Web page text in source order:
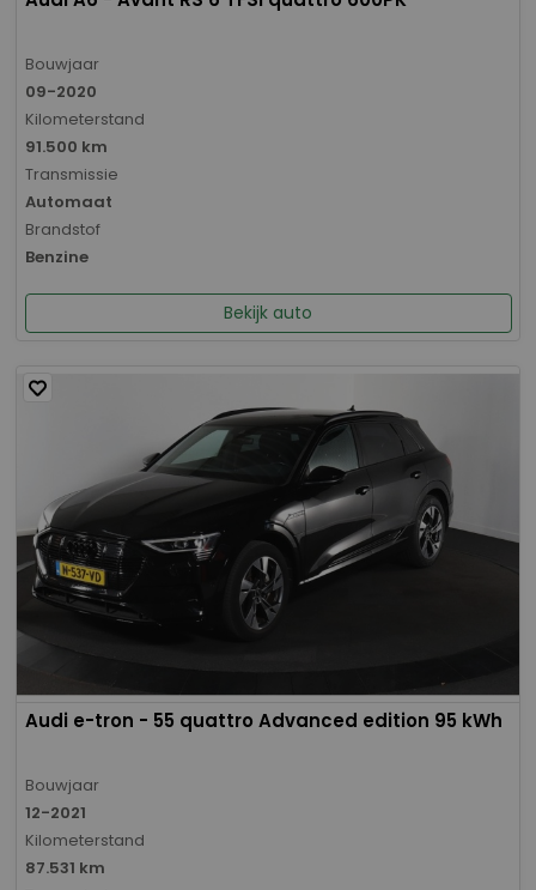
Bouwjaar
09-2020
Kilometerstand
91.500 km
Transmissie
Automaat
Brandstof
Benzine
Bekijk auto
Audi e-tron - 55 quattro Advanced edition 95 kWh
Bouwjaar
12-2021
Kilometerstand
87.531 km